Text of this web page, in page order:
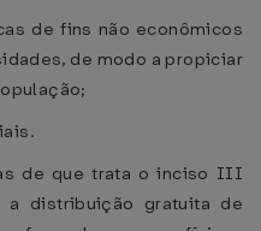
de fins não econômicos
de modo a propiciar
de que trata o inciso III
a distribuição gratuita de